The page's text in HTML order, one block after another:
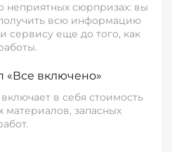
неприятных сюрпризах: вы
всю информацию
сервису еще до того, как
«Все включено»
в себя стоимость
материалов, запасных